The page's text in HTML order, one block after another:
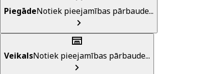
PiegādeNotiek pieejamības pārbaude...
VeikalsNotiek pieejamības pārbaude...